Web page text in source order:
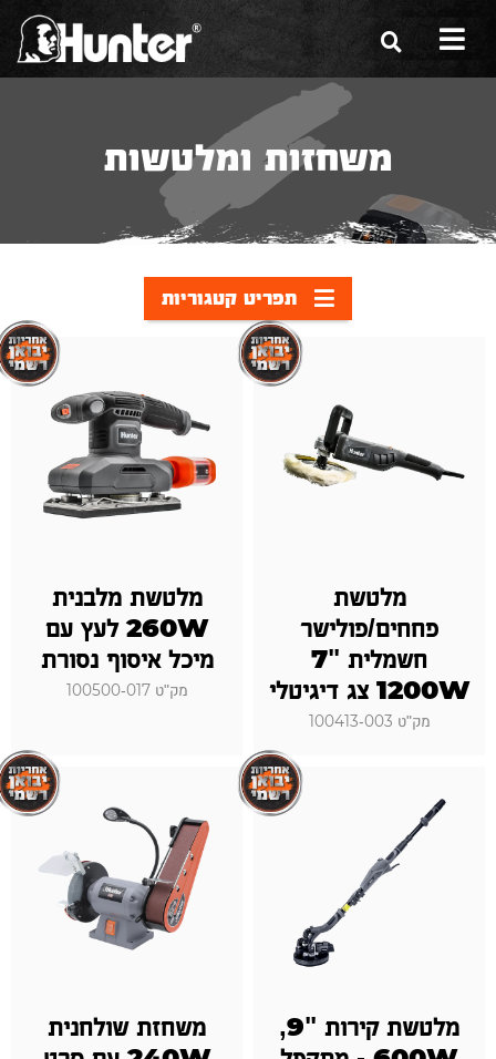
הכלים שלנו
תערוכות
משחזות ומלטשות
תפריט קטגוריות
מלטשת
פחחים/פולישר
חשמלית "7
1200W צג דיגיטלי
מק"ט 100413-003
מלטשת מלבנית
260W לעץ עם
מיכל איסוף נסורת
מק"ט 100500-017
מלטשת קירות "9,
משחזת שולחנית